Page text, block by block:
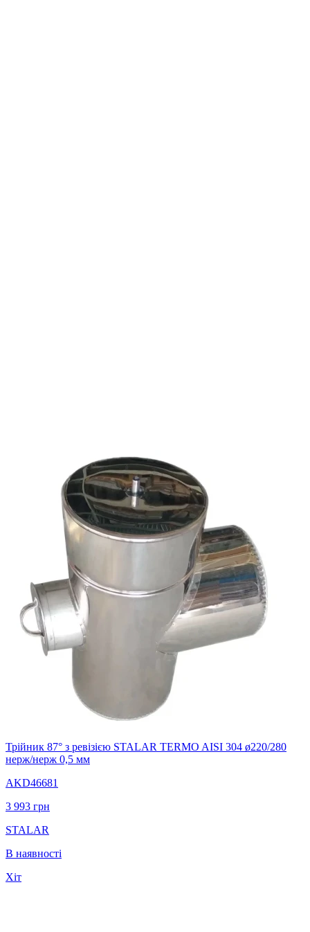
Трійник 87° з ревізією STALAR TERMO AISI 304 ø220/280
нерж/нерж 0,5 мм
AKD46681
3 993 грн
STALAR
В наявності
Хіт